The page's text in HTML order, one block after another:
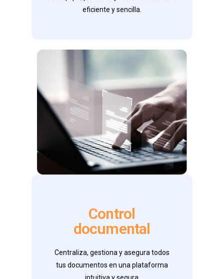
eficiente y sencilla.
Control
documental
Centraliza, gestiona y asegura todos
tus documentos en una plataforma
intuitiva y segura
Entregables
* Plataforma 100% cloud
* Seguridad y Protección
Contáctanos